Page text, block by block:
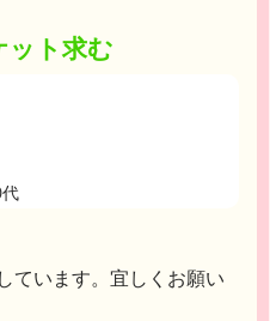
ット求む
ています。宜しくお願い